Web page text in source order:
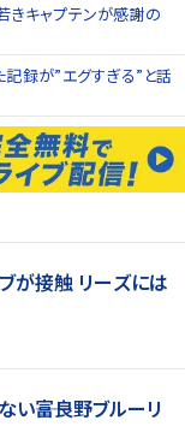
きキャプテンが感謝の
記録が”エグすぎる”と話
が接触 リーズには
――富良野ブルーリ